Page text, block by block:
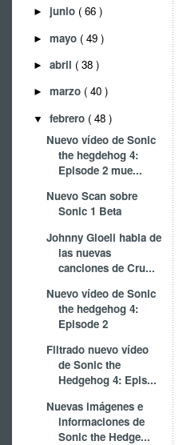
► junio ( 66 )
► mayo ( 49 )
► abril ( 38 )
► marzo ( 40 )
▼ febrero ( 48 )
Nuevo vídeo de Sonic
the hegdehog 4:
Episode 2 mue...
Nuevo Scan sobre
Sonic 1 Beta
Johnny Gioeli habla de
las nuevas
canciones de Cru...
Nuevo vídeo de Sonic
the hedgehog 4:
Episode 2
Filtrado nuevo vídeo
de Sonic the
Hedgehog 4: Epis...
Nuevas imágenes e
informaciones de
Sonic the Hedge...